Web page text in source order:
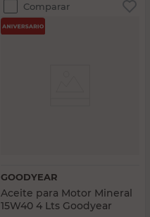
Comparar
GOODYEAR
Aceite para Motor Mineral
15W40 4 Lts Goodyear